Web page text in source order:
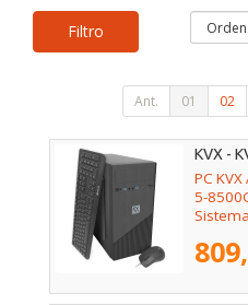
Filtro
Ant. 01 02
KVX -
PC
5-